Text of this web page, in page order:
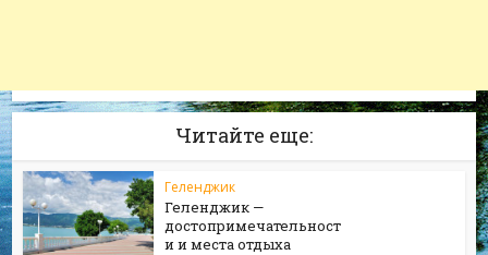
Читайте еще:
Геленджик
Геленджик —
достопримечательност
и и места отдыха